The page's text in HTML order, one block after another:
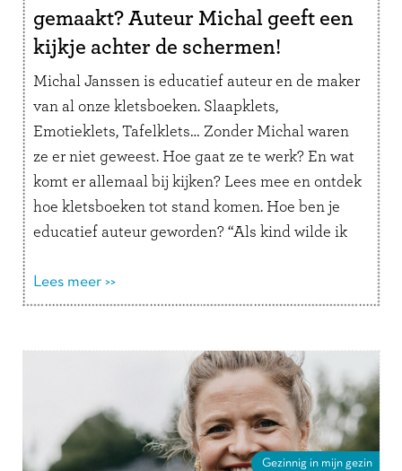
gemaakt? Auteur Michal geeft een
kijkje achter de schermen!
Michal Janssen is educatief auteur en de maker
van al onze kletsboeken. Slaapklets,
Emotieklets, Tafelklets… Zonder Michal waren
ze er niet geweest. Hoe gaat ze te werk? En wat
komt er allemaal bij kijken? Lees mee en ontdek
hoe kletsboeken tot stand komen. Hoe ben je
educatief auteur geworden? “Als kind wilde ik
Lees meer >>
Gezinnig in mijn gezin